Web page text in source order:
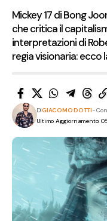
Mickey 17 di Bong
che critica il
interpretazioni di
regia visionaria: ecco
Ultimo Aggiornamento:
DiGIACOMO DOTTI-